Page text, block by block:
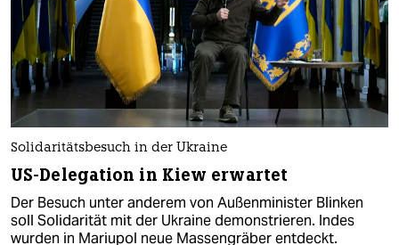
Solidaritätsbesuch in der Ukraine
US-Delegation in Kiew erwartet
Der Besuch unter anderem von Außenminister Blinken
soll Solidarität mit der Ukraine demonstrieren. Indes
wurden in Mariupol neue Massengräber entdeckt.